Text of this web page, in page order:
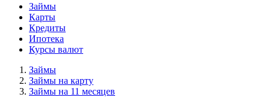
Займы
Карты
Кредиты
Ипотека
Курсы валют
Займы
Займы на карту
Займы на 11 месяцев